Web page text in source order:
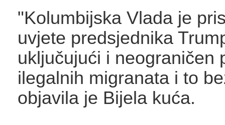
"Kolumbijska Vlada je
uvjete predsjednika
uključujući i neograničen
ilegalnih migranata i to
objavila je Bijela kuća.